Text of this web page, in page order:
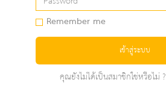
Remember me
เข้าสู่ระบบ
คุณยังไม่ได้เป็นสมาชิกใช่หรือไม่ ?